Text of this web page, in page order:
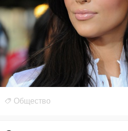
Общество